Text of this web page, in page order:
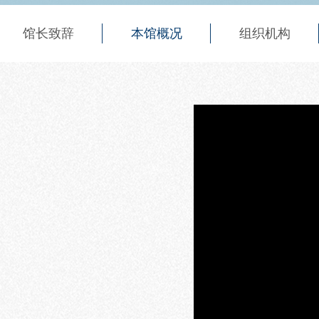
馆长致辞 本馆概况 组织机构